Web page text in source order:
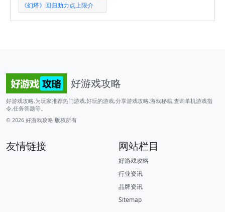
《幻塔》回归助力点上限介
好游戏攻略
好游戏攻略,为玩家推荐热门游戏,好玩的游戏,分享游戏攻略,游戏秘籍,查询单机游戏指
令,任务答题等。
© 2026 好游戏攻略 版权所有
友情链接 网站栏目
好游戏攻略
行业资讯
品牌资讯
Sitemap